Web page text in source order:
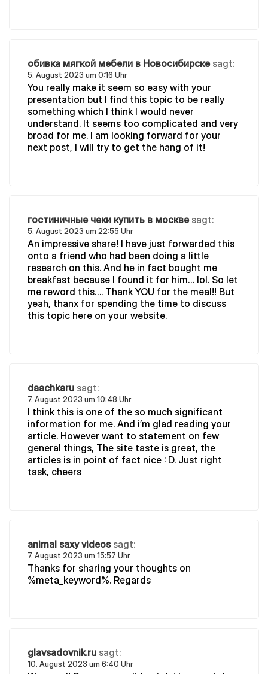
обивка мягкой мебели в Новосибирске sagt:
5. August 2023 um 0:16 Uhr
You really make it seem so easy with your
presentation but I find this topic to be really
something which I think I would never
understand. It seems too complicated and very
broad for me. I am looking forward for your
next post, I will try to get the hang of it!
гостиничные чеки купить в москве sagt:
5. August 2023 um 22:55 Uhr
An impressive share! I have just forwarded this
onto a friend who had been doing a little
research on this. And he in fact bought me
breakfast because I found it for him… lol. So let
me reword this…. Thank YOU for the meal!! But
yeah, thanx for spending the time to discuss
this topic here on your website.
daachkaru sagt:
7. August 2023 um 10:48 Uhr
I think this is one of the so much significant
information for me. And i’m glad reading your
article. However want to statement on few
general things, The site taste is great, the
articles is in point of fact nice : D. Just right
task, cheers
animal saxy videos sagt:
7. August 2023 um 15:57 Uhr
Thanks for sharing your thoughts on
%meta_keyword%. Regards
glavsadovnik.ru sagt:
10. August 2023 um 6:40 Uhr